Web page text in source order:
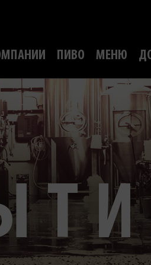
ПИВО МЕНЮ